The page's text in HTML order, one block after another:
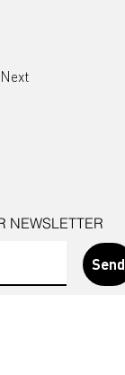
Next
NEWSLETTER
Send